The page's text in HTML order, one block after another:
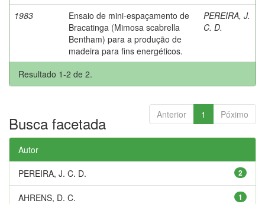
1983
Ensaio de mini-espaçamento de
Bracatinga (Mimosa scabrella
Bentham) para a produção de
madeira para fins energéticos.
PEREIRA, J.
C. D.
Resultado 1-2 de 2.
Anterior 1 Póximo
Busca facetada
Autor
2
PEREIRA, J. C. D.
1
AHRENS, D. C.